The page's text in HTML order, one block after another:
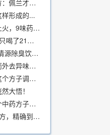
口臭别乱治！中医私藏方：佩兰才是口气克星，喝一周就清爽
形成的...
老中医直言：口臭不是上火，9味药食同源方，21天根除不反复
1个方子，口臭全好了，只喝了21天！
从根源斩断口臭！这张“清源除臭饮”方子，我用了几十年，效果真不错
女性口臭调理方，由内而外去异味，女性体质专用！
口臭的根源找到了，用这个方子调理，21天口吐芬芳！
大悟！
胃火旺口臭，猛喝这一个中药方子就好了！
口臭的克星来了！9味药方，精确到克、药食同源、安全有效，速看！